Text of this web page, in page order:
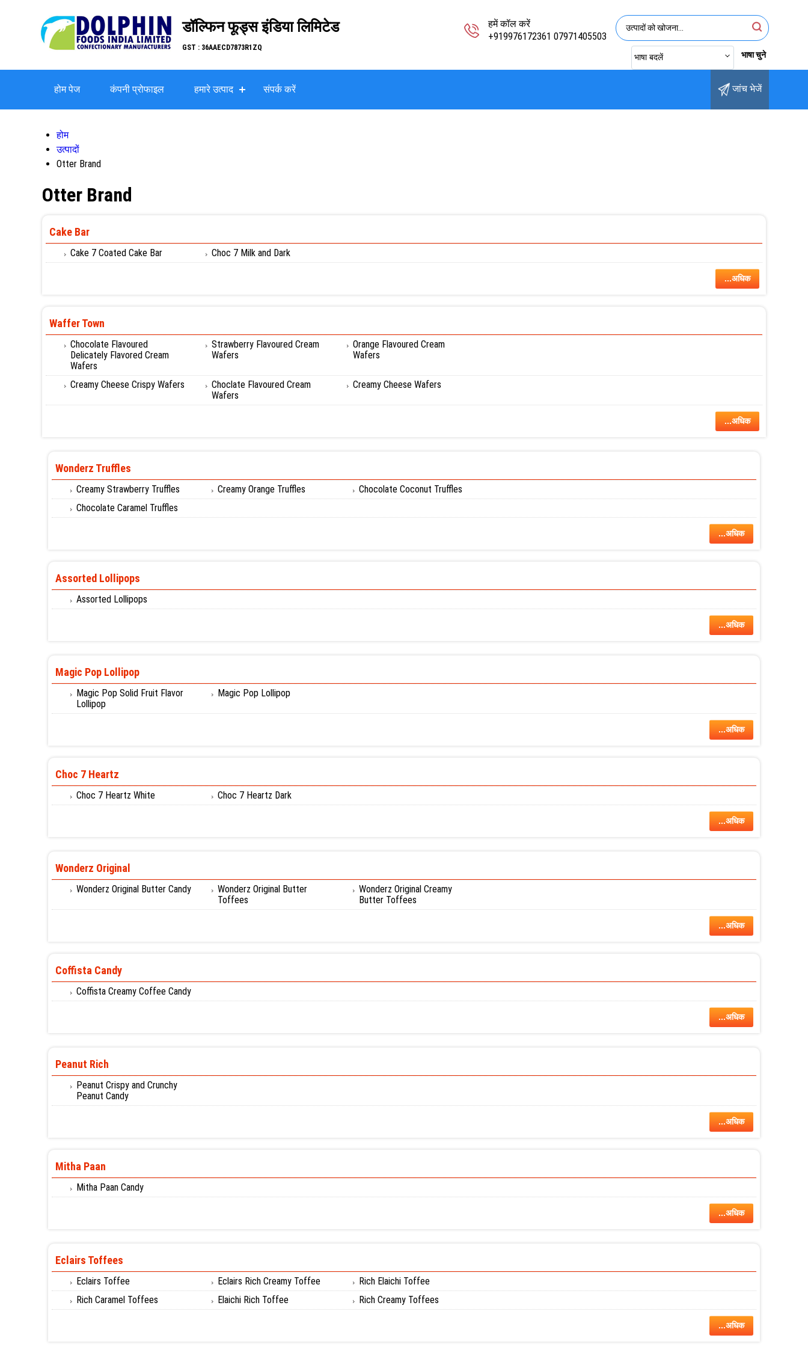
डॉल्फिन फूड्स इंडिया लिमिटेड
GST : 36AAECD7873R1ZQ
हमें कॉल करें
+919976172361 07971405503
भाषा बदलें भाषा चुने
होम पेज कंपनी प्रोफाइल हमारे उत्पाद संपर्क करें जांच भेजें
होम
उत्पादों
Otter Brand
Otter Brand
Cake Bar
Cake 7 Coated Cake Bar Choc 7 Milk and Dark
...अधिक
Waffer Town
Chocolate Flavoured
Delicately Flavored Cream
Wafers
Strawberry Flavoured Cream
Wafers
Orange Flavoured Cream
Wafers
Creamy Cheese Crispy Wafers
Choclate Flavoured Cream
Wafers
Creamy Cheese Wafers
...अधिक
Wonderz Truffles
Creamy Strawberry Truffles Creamy Orange Truffles
Chocolate Coconut Truffles
Chocolate Caramel Truffles
...अधिक
Assorted Lollipops
Assorted Lollipops
...अधिक
Magic Pop Lollipop
Magic Pop Solid Fruit Flavor
Lollipop
Magic Pop Lollipop
...अधिक
Choc 7 Heartz
Choc 7 Heartz White Choc 7 Heartz Dark
...अधिक
Wonderz Original
Wonderz Original Butter Candy
Wonderz Original Butter
Toffees
Wonderz Original Creamy
Butter Toffees
...अधिक
Coffista Candy
Coffista Creamy Coffee Candy
...अधिक
Peanut Rich
Peanut Crispy and Crunchy
Peanut Candy
...अधिक
Mitha Paan
Mitha Paan Candy
...अधिक
Eclairs Toffees
Eclairs Toffee Eclairs Rich Creamy Toffee
Rich Elaichi Toffee
Rich Caramel Toffees
Elaichi Rich Toffee Rich Creamy Toffees
...अधिक